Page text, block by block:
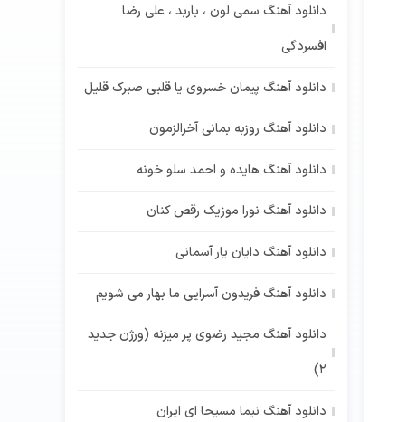
دانلود آهنگ سمی لون ، باربد ، علی رضا
افسردگی
دانلود آهنگ پیمان خسروی یا قلبی صبرک قلیل
دانلود آهنگ روزبه بمانی آخرالزمون
دانلود آهنگ هایده و احمد سلو خونه
دانلود آهنگ نورا موزیک رقص کنان
دانلود آهنگ دایان یار آسمانی
دانلود آهنگ فریدون آسرایی ما بهار می شویم
دانلود آهنگ مجید رضوی پر میزنه (ورژن جدید
2)
دانلود آهنگ نیما مسیحا ای ایران